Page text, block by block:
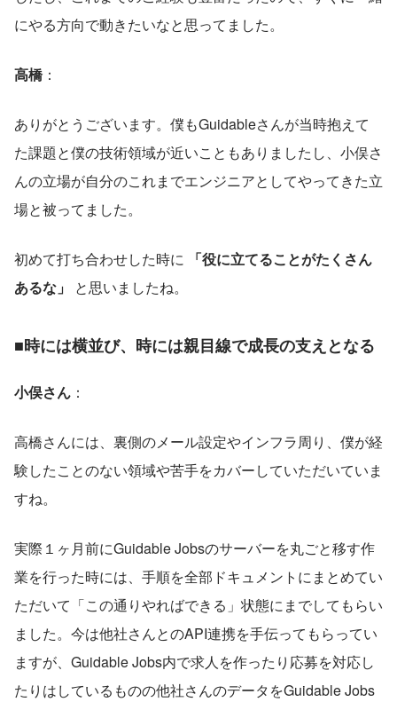
にやる方向で動きたいなと思ってました。
高橋：
ありがとうございます。僕もGuidableさんが当時抱えて
た課題と僕の技術領域が近いこともありましたし、小俣さ
んの立場が自分のこれまでエンジニアとしてやってきた立
場と被ってました。
初めて打ち合わせした時に
「役に立てることがたくさん
あるな」
と思いましたね。
■時には横並び、時には親目線で成長の支えとなる
小俣さん ：
高橋さんには、裏側のメール設定やインフラ周り、僕が経
験したことのない領域や苦手をカバーしていただいていま
すね。
実際１ヶ月前にGuidable Jobsのサーバーを丸ごと移す作
業を行った時には、手順を全部ドキュメントにまとめてい
ただいて「この通りやればできる」状態にまでしてもらい
ました。今は他社さんとのAPI連携を手伝ってもらってい
ますが、Guidable Jobs内で求人を作ったり応募を対応し
たりはしているものの他社さんのデータをGuidable Jobs